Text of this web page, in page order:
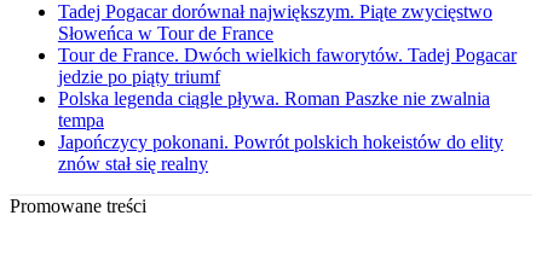
Tadej Pogacar dorównał największym. Piąte zwycięstwo
Słoweńca w Tour de France
Tour de France. Dwóch wielkich faworytów. Tadej Pogacar
jedzie po piąty triumf
Polska legenda ciągle pływa. Roman Paszke nie zwalnia
tempa
Japończycy pokonani. Powrót polskich hokeistów do elity
znów stał się realny
Promowane treści